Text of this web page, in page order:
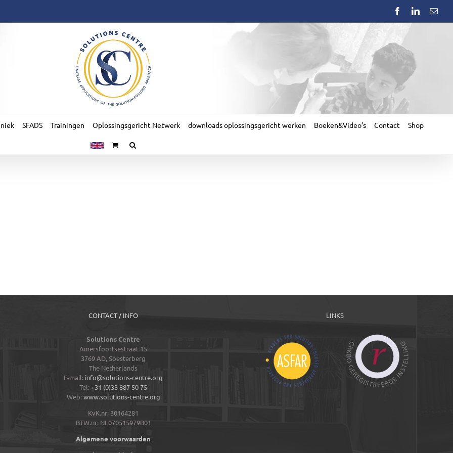
FacebookLinkedIn
SFADS Trainingen Oplossingsgericht Netwerk downloads oplossingsgericht werken Boeken&Video’s Contact Shop
CONTACT / INFO
Solutions Centre
Amersfoortsestraat 15
3769 AD,Soesterberg
The Netherlands
E-mail: info@solutions-centre.org
Tel:+31 (0)33 887 50 75
Web:www.solutions-centre.org
KvK.nr: 30164281
BTW.nr: NL070515979B01
Algemene voorwaarden
LINKS